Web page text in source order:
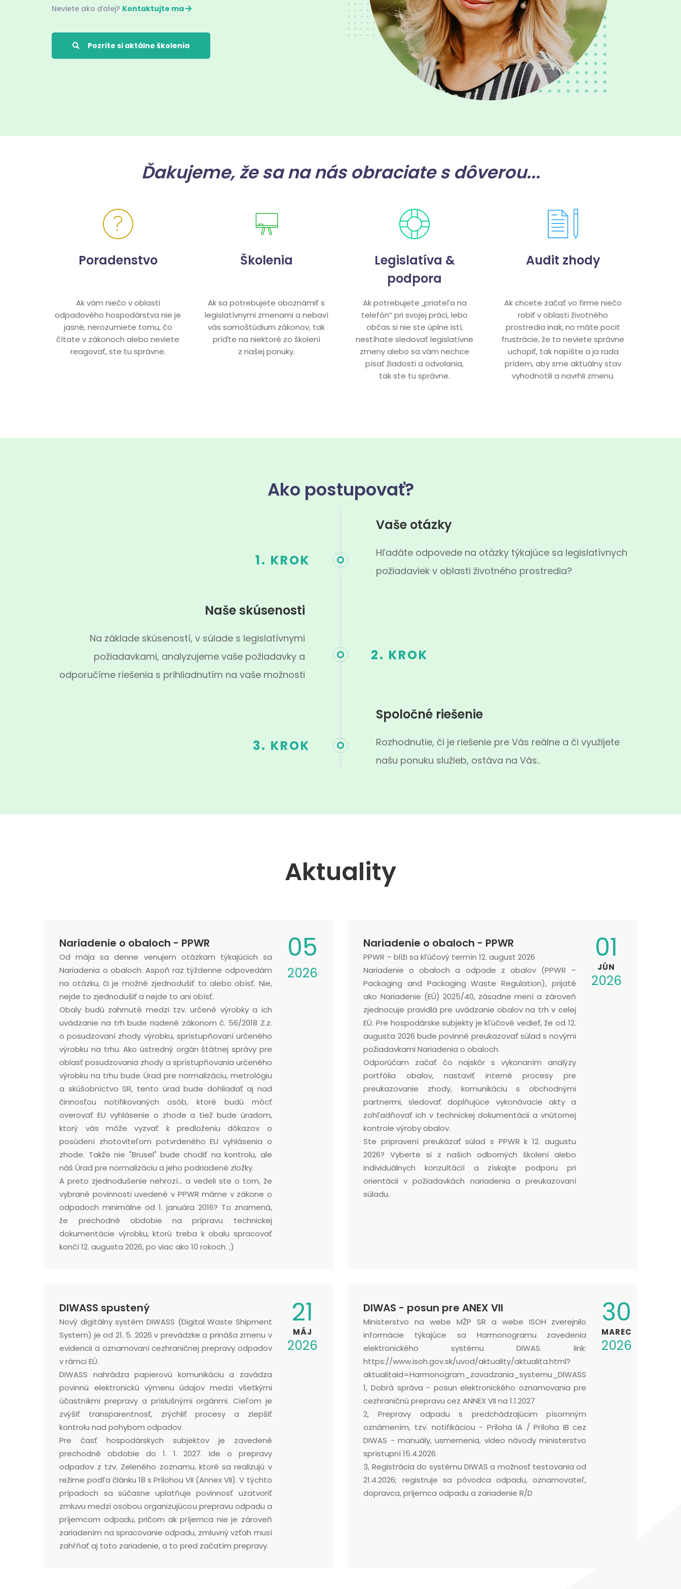
Neviete ako ďalej? Kontaktujte ma
Pozrite si aktálne školenia
Ďakujeme, že sa na nás obraciate s dôverou...
Poradenstvo
Ak vám niečo v oblasti
odpadového hospodárstva nie je
jasné, nerozumiete tomu, čo
čítate v zákonoch alebo neviete
reagovať, ste tu správne.
Školenia
Ak sa potrebujete oboznámiť s
legislatívnymi zmenami a nebaví
vás samoštúdium zákonov, tak
príďte na niektoré zo školení
z našej ponuky.
Legislatíva &
podpora
Ak potrebujete „priateľa na
telefón“ pri svojej práci, lebo
občas si nie ste úplne istí,
nestíhate sledovať legislatívne
zmeny alebo sa vám nechce
písať žiadosti a odvolania,
tak ste tu správne.
Audit zhody
Ak chcete začať vo firme niečo
robiť v oblasti životného
prostredia inak, no máte pocit
frustrácie, že to neviete správne
uchopiť, tak napíšte a ja rada
prídem, aby sme aktuálny stav
vyhodnotili a navrhli zmenu.
Ako postupovať?
1. KROK
Vaše otázky
Hľadáte odpovede na otázky týkajúce sa legislatívnych
požiadaviek v oblasti životného prostredia?
2. KROK
Naše skúsenosti
Na základe skúseností, v súlade s legislatívnymi
požiadavkami, analyzujeme vaše požiadavky a
odporučíme riešenia s prihliadnutím na vaše možnosti
3. KROK
Spoločné riešenie
Rozhodnutie, či je riešenie pre Vás reálne a či využijete
našu ponuku služieb, ostáva na Vás..
Aktuality
Nariadenie o obaloch - PPWR
Od mája sa denne venujem otázkam týkajúcich sa
Nariadenia o obaloch. Aspoň raz týždenne odpovedám
na otázku, či je možné zjednodušiť to alebo obísť. Nie,
nejde to zjednodušiť a nejde to ani obísť.
Obaly budú zahrnuté medzi tzv. určené výrobky a ich
uvádzanie na trh bude riadené zákonom č. 56/2018 Z.z.
o posudzovaní zhody výrobku, sprístupňovaní určeného
výrobku na trhu. Ako ústredný orgán štátnej správy pre
oblasť posudzovania zhody a sprístupňovania určeného
výrobku na trhu bude Úrad pre normalizáciu, metrológiu
a skúšobníctvo SR, tento úrad bude dohliadať aj nad
činnosťou notifikovaných osôb, ktoré budú môcť
overovať EU vyhlásenie o zhode a tiež bude úradom,
ktorý vás môže vyzvať k predloženiu dôkazov o
posúdení zhotoviteľom potvrdeného EU vyhlásenia o
zhode. Takže nie "Brusel" bude chodiť na kontrolu, ale
náš Úrad pre normalizáciu a jeho podriadené zložky.
A preto zjednodušenie nehrozí... a vedeli ste o tom, že
vybrané povinnosti uvedené v PPWR máme v zákone o
odpadoch minimálne od 1. januára 2016? To znamená,
že prechodné obdobie na prípravu technickej
dokumentácie výrobku, ktorú treba k obalu spracovať
končí 12. augusta 2026, po viac ako 10 rokoch. ;)
05
2026
Nariadenie o obaloch - PPWR
PPWR – blíži sa kľúčový termín 12. august 2026
Nariadenie o obaloch a odpade z obalov (PPWR –
Packaging and Packaging Waste Regulation), prijaté
ako Nariadenie (EÚ) 2025/40, zásadne mení a zároveň
zjednocuje pravidlá pre uvádzanie obalov na trh v celej
EÚ. Pre hospodárske subjekty je kľúčové vedieť, že od 12.
augusta 2026 bude povinné preukazovať súlad s novými
požiadavkami Nariadenia o obaloch.
Odporúčam začať čo najskôr s vykonaním analýzy
portfólia obalov, nastaviť interné procesy pre
preukazovanie zhody, komunikáciu s obchodnými
partnermi, sledovať doplňujúce vykonávacie akty a
zohľadňovať ich v technickej dokumentácii a vnútornej
kontrole výroby obalov.
Ste pripravení preukázať súlad s PPWR k 12. augustu
2026? Vyberte si z našich odborných školení alebo
individuálnych konzultácií a získajte podporu pri
orientácii v požiadavkách nariadenia a preukazovaní
súladu.
01
JÚN
2026
DIWASS spustený
Nový digitálny systém DIWASS (Digital Waste Shipment
System) je od 21. 5. 2026 v prevádzke a prináša zmenu v
evidencii a oznamovaní cezhraničnej prepravy odpadov
v rámci EÚ.
DIWASS nahrádza papierovú komunikáciu a zavádza
povinnú elektronickú výmenu údajov medzi všetkými
účastníkmi prepravy a príslušnými orgánmi. Cieľom je
zvýšiť transparentnosť, zrýchliť procesy a zlepšiť
kontrolu nad pohybom odpadov.
Pre časť hospodárskych subjektov je zavedené
prechodné obdobie do 1. 1. 2027. Ide o prepravy
odpadov z tzv. Zeleného zoznamu, ktoré sa realizujú v
režime podľa článku 18 s Prílohou VII (Annex VII). V týchto
prípadoch sa súčasne uplatňuje povinnosť uzatvoriť
zmluvu medzi osobou organizujúcou prepravu odpadu a
príjemcom odpadu, pričom ak príjemca nie je zároveň
zariadením na spracovanie odpadu, zmluvný vzťah musí
zahŕňať aj toto zariadenie, a to pred začatím prepravy.
21
MÁJ
2026
DIWAS - posun pre ANEX VII
Ministerstvo na webe MŽP SR a webe ISOH zverejnilo
informácie týkajúce sa Harmonogramu zavedenia
elektronického systému DIWAS. link:
https://www.isoh.gov.sk/uvod/aktuality/aktualita.html?
aktualitaId=Harmonogram_zavadzania_systemu_DIWASS
1, Dobrá správa - posun elektronického oznamovania pre
cezhraničnú prepravu cez ANNEX VII na 1.1.2027
2, Prepravy odpadu s predchádzajúcim písomným
oznámením, tzv. notifikáciou - Príloha IA / Príloha IB cez
DIWAS - manuály, usmernenia, video návody ministerstvo
sprístupní 15.4.2026
3, Registrácia do systému DIWAS a možnosť testovania od
21.4.2026; registruje sa pôvodca odpadu, oznamovateľ,
dopravca, príjemca odpadu a zariadenie R/D
30
MAREC
2026